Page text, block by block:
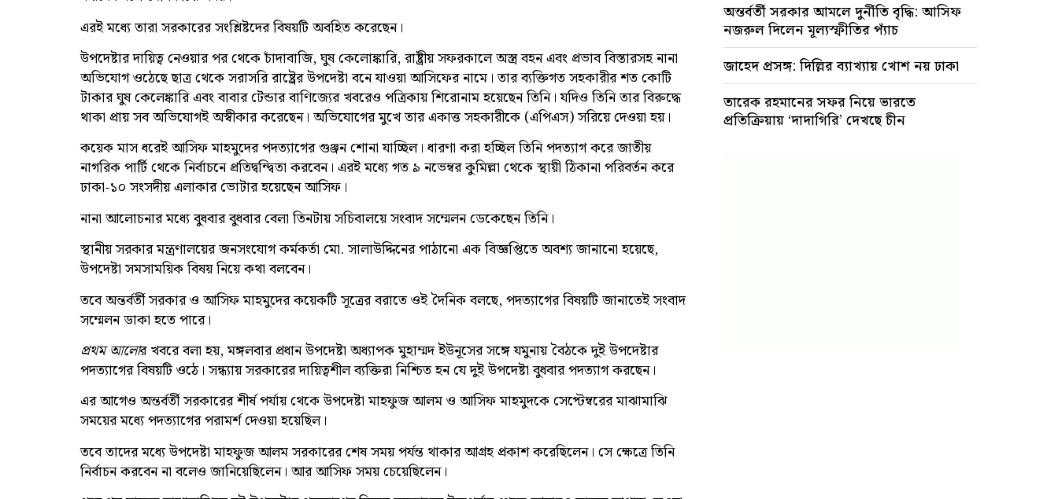
এরই মধ্যে তারা সরকারের সংশ্লিষ্টদের বিষয়টি অবহিত করেছেন।
উপদেষ্টার দায়িত্ব নেওয়ার পর থেকে চাঁদাবাজি, ঘুষ কেলোঙ্কারি, রাষ্ট্রীয় সফরকালে অস্ত্র বহন এবং প্রভাব বিস্তারসহ নানা
অভিযোগ ওঠেছে ছাত্র থেকে সরাসরি রাষ্ট্রের উপদেষ্টা বনে যাওয়া আসিফের নামে। তার ব্যক্তিগত সহকারীর শত কোটি
টাকার ঘুষ কেলেঙ্কারি এবং বাবার টেন্ডার বাণিজ্যের খবরেও পত্রিকায় শিরোনাম হয়েছেন তিনি। যদিও তিনি তার বিরুদ্ধে
থাকা প্রায় সব অভিযোগই অস্বীকার করেছেন। অভিযোগের মুখে তার একাত্ত সহকারীকে (এপিএস) সরিয়ে দেওয়া হয়।
কয়েক মাস ধরেই আসিফ মাহমুদের পদত্যাগের গুঞ্জন শোনা যাচ্ছিল। ধারণা করা হচ্ছিল তিনি পদত্যাগ করে জাতীয়
নাগরিক পার্টি থেকে নির্বাচনে প্রতিদ্বন্দ্বিতা করবেন। এরই মধ্যে গত ৯ নভেম্বর কুমিল্লা থেকে স্থায়ী ঠিকানা পরিবর্তন করে
ঢাকা-১০ সংসদীয় এলাকার ভোটার হয়েছেন আসিফ।
নানা আলোচনার মধ্যে বুধবার বুধবার বেলা তিনটায় সচিবালয়ে সংবাদ সম্মেলন ডেকেছেন তিনি।
স্থানীয় সরকার মন্ত্রণালয়ের জনসংযোগ কর্মকর্তা মো. সালাউদ্দিনের পাঠানো এক বিজ্ঞপ্তিতে অবশ্য জানানো হয়েছে,
উপদেষ্টা সমসাময়িক বিষয় নিয়ে কথা বলবেন।
তবে অন্তর্বর্তী সরকার ও আসিফ মাহমুদের কয়েকটি সূত্রের বরাতে ওই দৈনিক বলছে, পদত্যাগের বিষয়টি জানাতেই সংবাদ
সম্মেলন ডাকা হতে পারে।
প্রথম আলোর খবরে বলা হয়, মঙ্গলবার প্রধান উপদেষ্টা অধ্যাপক মুহাম্মদ ইউনূসের সঙ্গে যমুনায় বৈঠকে দুই উপদেষ্টার
পদত্যাগের বিষয়টি ওঠে। সন্ধ্যায় সরকারের দায়িত্বশীল ব্যক্তিরা নিশ্চিত হন যে দুই উপদেষ্টা বুধবার পদত্যাগ করছেন।
এর আগেও অন্তর্বর্তী সরকারের শীর্ষ পর্যায় থেকে উপদেষ্টা মাহফুজ আলম ও আসিফ মাহমুদকে সেপ্টেম্বরের মাঝামাঝি
সময়ের মধ্যে পদত্যাগের পরামর্শ দেওয়া হয়েছিল।
তবে তাদের মধ্যে উপদেষ্টা মাহফুজ আলম সরকারের শেষ সময় পর্যন্ত থাকার আগ্রহ প্রকাশ করেছিলেন। সে ক্ষেত্রে তিনি
নির্বাচন করবেন না বলেও জানিয়েছিলেন। আর আসিফ সময় চেয়েছিলেন।
অন্তর্বর্তী সরকার আমলে দুর্নীতি বৃদ্ধি: আসিফ
নজরুল দিলেন মূল্যস্ফীতির প্যাঁচ
জাহেদ প্রসঙ্গ: দিল্লির ব্যাখ্যায় খোশ নয় ঢাকা
তারেক রহমানের সফর নিয়ে ভারতে
প্রতিক্রিয়ায় ‘দাদাগিরি’ দেখছে চীন